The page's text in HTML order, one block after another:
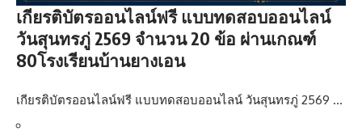
เกียรติบัตรออนไลน์ฟรี แบบทดสอบออนไลน์
วันสุนทรภู่ 2569 จำนวน 20 ข้อ ผ่านเกณฑ์
80โรงเรียนบ้านยางเอน
เกียรติบัตรออนไลน์ฟรี แบบทดสอบออนไลน์ วันสุนทรภู่ 2569 …